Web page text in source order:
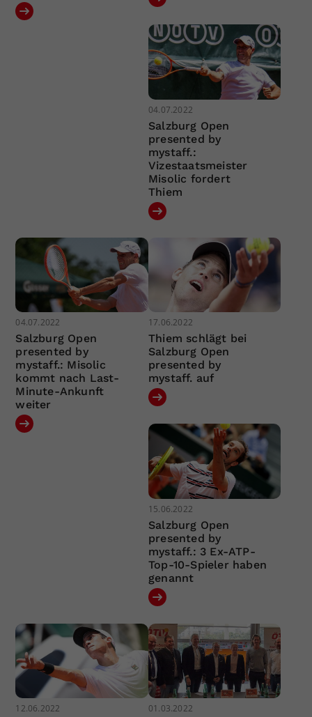
04.07.2022
Salzburg Open
presented by
mystaff.:
Vizestaatsmeister
Misolic fordert
Thiem
04.07.2022
Salzburg Open
presented by
mystaff.: Misolic
kommt nach Last-
Minute-Ankunft
weiter
17.06.2022
Thiem schlägt bei
Salzburg Open
presented by
mystaff. auf
15.06.2022
Salzburg Open
presented by
mystaff.: 3 Ex-ATP-
Top-10-Spieler haben
genannt
12.06.2022 01.03.2022